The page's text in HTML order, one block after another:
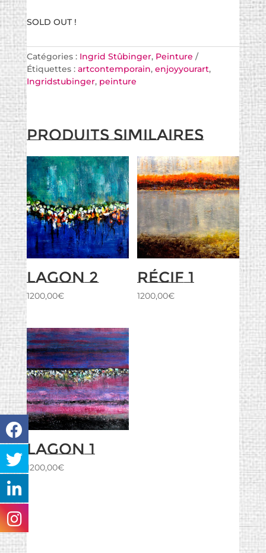
SOLD OUT !
Catégories : Ingrid Stûbinger, Peinture
Étiquettes : artcontemporain, enjoyyourart,
Ingridstubinger, peinture
Produits similaires
Lagon 2
1200,00€
Récif 1
1200,00€
Lagon 1
1200,00€